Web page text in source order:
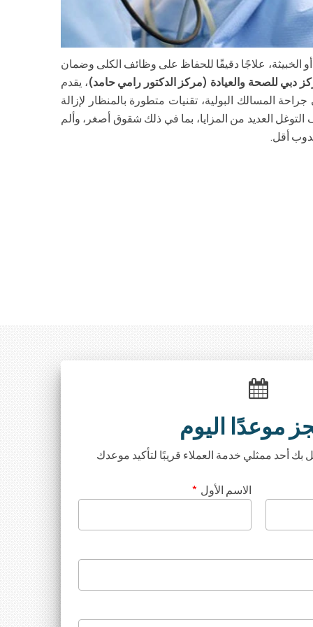
الخبيثة، علاجًا دقيقًا للحفاظ على وظائف الكلى وضمان
دبي للصحة والعيادة (مركز الدكتور رامي حامد)، يقدم
جراحة المسالك البولية، تقنيات متطورة بالمنظار لإزالة
التوغل العديد من المزايا، بما في ذلك شقوق أصغر، وألم
أقل.
موعدًا اليوم
بك أحد ممثلي خدمة العملاء قريبًا لتأكيد موعدك
الاسم الأول *